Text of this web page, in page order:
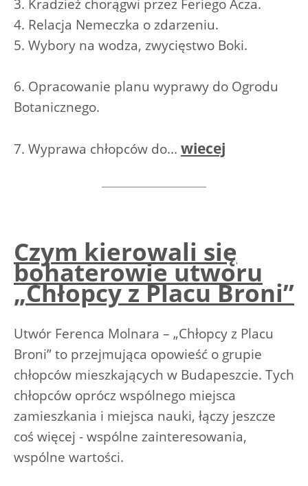
3. Kradzież chorągwi przez Feriego Acza.
4. Relacja Nemeczka o zdarzeniu.
5. Wybory na wodza, zwycięstwo Boki.
6. Opracowanie planu wyprawy do Ogrodu
Botanicznego.
7. Wyprawa chłopców do... wiecej
Czym kierowali się
bohaterowie utworu
„Chłopcy z Placu Broni”
Utwór Ferenca Molnara – „Chłopcy z Placu
Broni” to przejmująca opowieść o grupie
chłopców mieszkających w Budapeszcie. Tych
chłopców oprócz wspólnego miejsca
zamieszkania i miejsca nauki, łączy jeszcze
coś więcej - wspólne zainteresowania,
wspólne wartości.